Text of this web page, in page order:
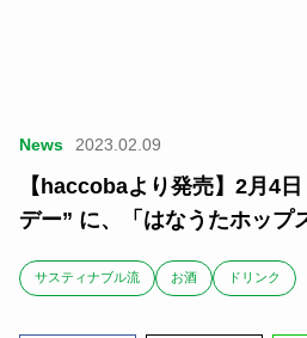
News 2023.02.09
【haccobaより発売】2月4
デー” に、「はなうたホップ
サスティナブル流 お酒 ドリンク